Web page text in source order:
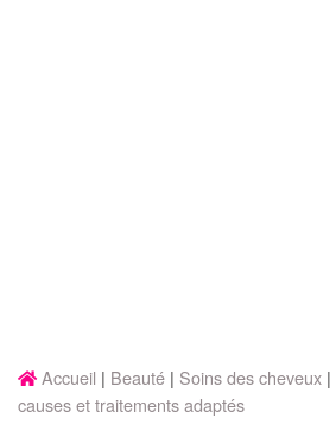
Accueil Beauté Soins des cheveux
causes et traitements adaptés